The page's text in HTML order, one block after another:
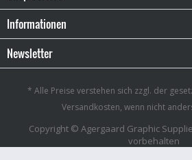
Informationen
Newsletter
* Alle Preise verstehen sich zzgl. der
Versandkosten, wenn nicht
Copyright © Agergaard Graphic
vorbehalten